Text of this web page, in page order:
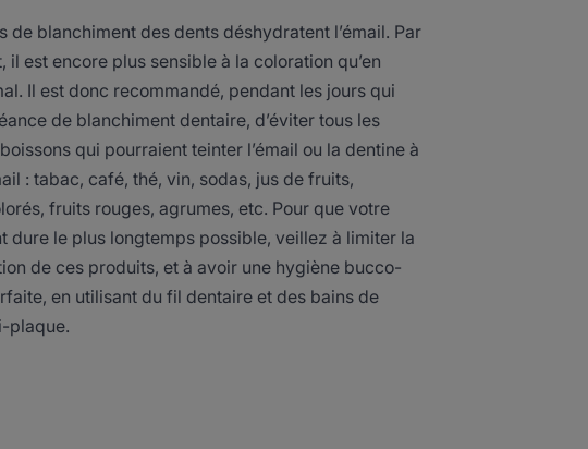
de blanchiment des dents déshydratent l’émail. Par
il est encore plus sensible à la coloration qu’en
Il est donc recommandé, pendant les jours qui
de blanchiment dentaire, d’éviter tous les
qui pourraient teinter l’émail ou la dentine à
: tabac, café, thé, vin, sodas, jus de fruits,
fruits rouges, agrumes, etc. Pour que votre
dure le plus longtemps possible, veillez à limiter la
de ces produits, et à avoir une hygiène bucco-
en utilisant du fil dentaire et des bains de
plaque.